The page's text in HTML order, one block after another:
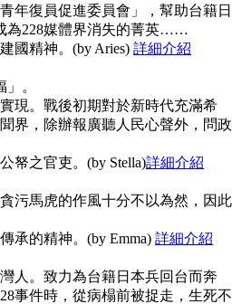
年復員促進委員會」，幫助台籍日
為228媒體界消失的菁英……
國精神。(by Aries) 詳細介紹
。
現。戰後初期對於新時代充滿希
界，除辦報廣聽人民心聲外，問政
帑之官吏。(by Stella)詳細介紹
污馬虎的作風十分不以為然，因此
承的精神。(by Emma) 詳細介紹
人。致力為台籍日本兵回台而奔
事件時，從病榻前被捉走，生死不